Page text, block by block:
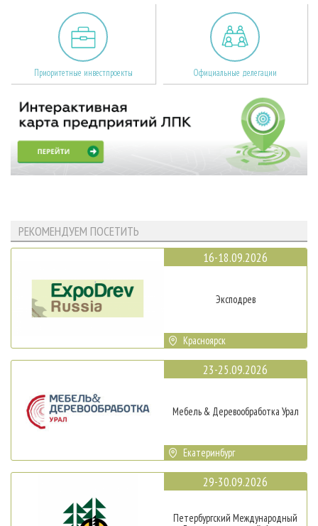
Приоритетные инвестпроекты Официальные делегации
РЕКОМЕНДУЕМ ПОСЕТИТЬ
16-18.09.2026
Эксподрев
Красноярск
23-25.09.2026
Мебель & Деревообработка Урал
Екатеринбург
29-30.09.2026
Петербургский Международный